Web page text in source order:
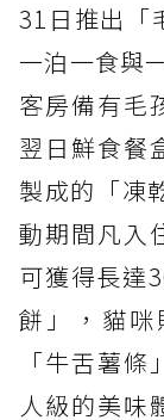
31日推出「
一泊一食與
客房備有毛
翌日鮮食餐
製成的「凍
動期間凡入
可獲得長達
餅」，貓
「牛舌薯
人級的美味